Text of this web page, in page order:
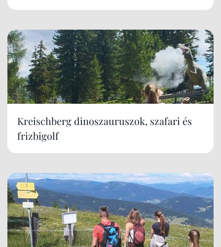
Kreischberg dinoszauruszok, szafari és
frizbigolf